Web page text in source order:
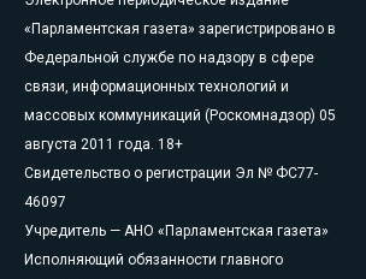
«Парламентская газета» зарегистрировано в
Федеральной службе по надзору в сфере
связи, информационных технологий и
массовых коммуникаций (Роскомнадзор) 05
августа 2011 года. 18+
Свидетельство о регистрации Эл № ФС77-
46097
Учредитель — АНО «Парламентская газета»
Исполняющий обязанности главного